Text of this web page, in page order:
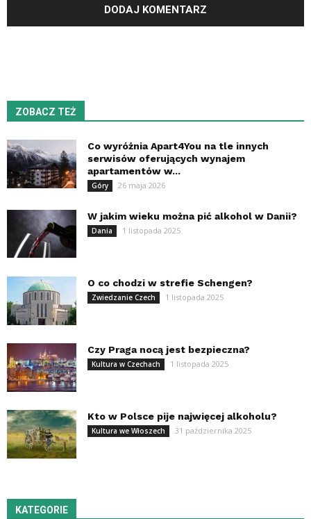
ZOBACZ TEŻ
Co wyróżnia Apart4You na tle innych
serwisów oferujących wynajem
apartamentów w...
Góry 26 maja 2026
W jakim wieku można pić alkohol w Danii?
Dania 1 listopada 2025
O co chodzi w strefie Schengen?
Zwiedzanie Czech 1 listopada 2025
Czy Praga nocą jest bezpieczna?
Kultura w Czechach 1 listopada 2025
Kto w Polsce pije najwięcej alkoholu?
Kultura we Włoszech 31 października 2025
KATEGORIE